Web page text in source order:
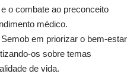
o combate ao preconceito
médico.
em priorizar o bem-estar
os sobre temas
de vida.